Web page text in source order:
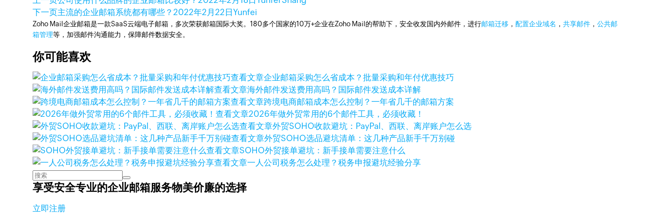
下一页主流的企业邮箱系统都有哪些？2022年2月22日Yunfei
Zoho Mail企业邮箱是一款SaaS云端电子邮箱，多次荣获邮箱国际大奖。180多个国家的10万+企业在Zoho Mail的帮助下，安全收发国内外邮件，进行邮箱迁移 ，配置企业域名 ，共享邮件 ，公共邮
箱管理等，加强邮件沟通能力，保障邮件数据安全。
你可能喜欢
查看文章企业邮箱采购怎么省成本？批量采购和年付优惠技巧
查看文章海外邮件发送费用高吗？国际邮件发送成本详解
查看文章跨境电商邮箱成本怎么控制？一年省几千的邮箱方案
查看文章2026年做外贸常用的6个邮件工具，必须收藏！
查看文章外贸SOHO收款避坑：PayPal、西联、离岸账户怎么选
查看文章外贸SOHO选品避坑清单：这几种产品新手千万别碰
查看文章SOHO外贸接单避坑：新手接单需要注意什么
查看文章一人公司税务怎么处理？税务申报避坑经验分享
享受安全专业的企业邮箱服务物美价廉的选择
立即注册